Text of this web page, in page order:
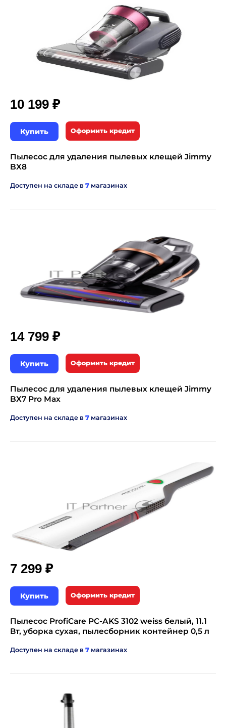
10 199 ₽
Купить Оформить кредит
Пылесос для удаления пылевых клещей Jimmy
BX8
Доступен на складе в 7 магазинах
14 799 ₽
Купить Оформить кредит
Пылесос для удаления пылевых клещей Jimmy
BX7 Pro Max
Доступен на складе в 7 магазинах
7 299 ₽
Купить Оформить кредит
Пылесос ProfiCare PC-AKS 3102 weiss белый, 11.1
Вт, уборка сухая, пылесборник контейнер 0,5 л
Доступен на складе в 7 магазинах